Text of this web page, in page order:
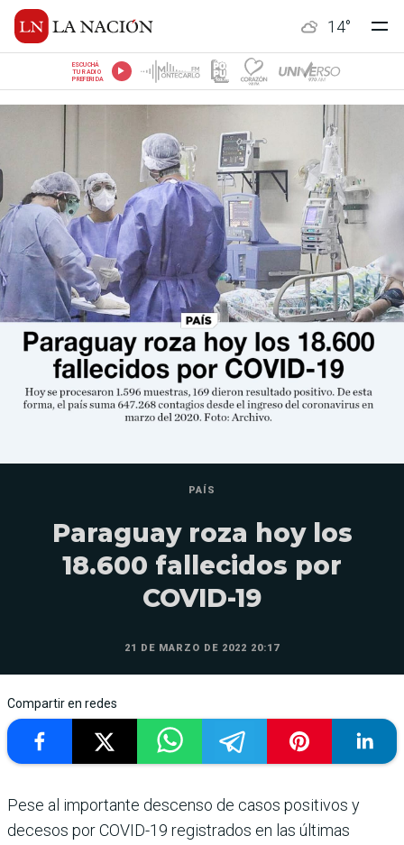
14°
ESCUCHÁ
TU RADIO
PREFERIDA
PAÍS
Paraguay roza hoy los
18.600 fallecidos por
COVID-19
21 DE MARZO DE 2022 20:17
Compartir en redes
Pese al importante descenso de casos positivos y
decesos por COVID-19 registrados en las últimas